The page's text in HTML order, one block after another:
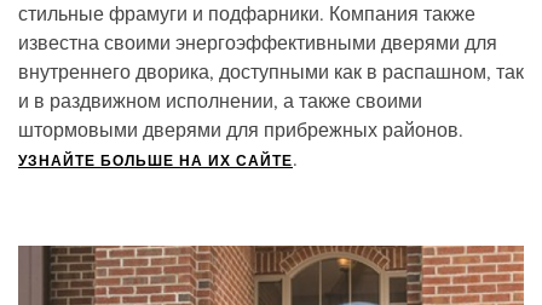
стильные фрамуги и подфарники. Компания также
известна своими энергоэффективными дверями для
внутреннего дворика, доступными как в распашном, так
и в раздвижном исполнении, а также своими
штормовыми дверями для прибрежных районов.
УЗНАЙТЕ БОЛЬШЕ НА ИХ САЙТЕ.